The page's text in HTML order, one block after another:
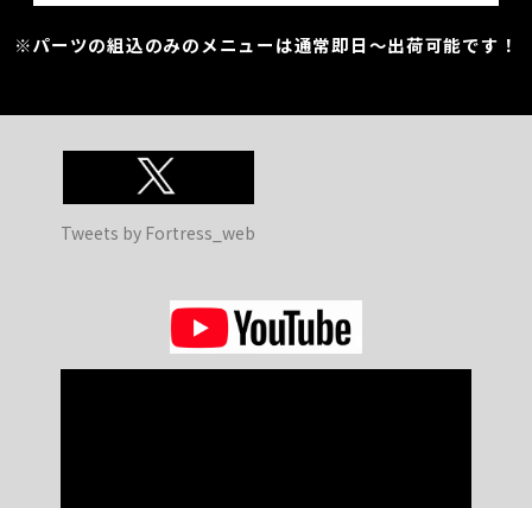
※パーツの組込のみのメニューは通常即日～出荷可能です！
Tweets by Fortress_web